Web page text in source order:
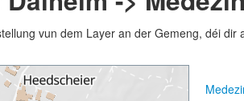
vun dem Layer an der Gemeng, déi